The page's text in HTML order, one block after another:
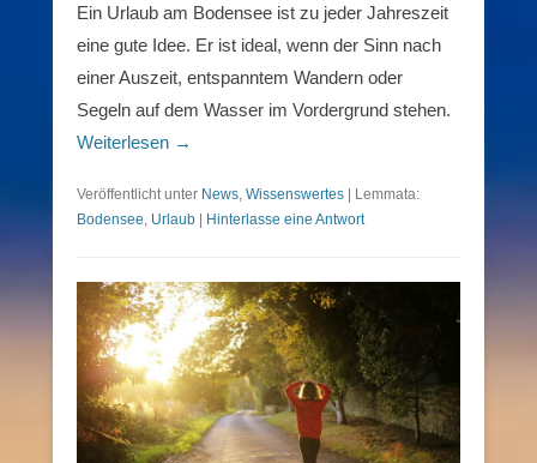
Ein Urlaub am Bodensee ist zu jeder Jahreszeit
eine gute Idee. Er ist ideal, wenn der Sinn nach
einer Auszeit, entspanntem Wandern oder
Segeln auf dem Wasser im Vordergrund stehen.
Weiterlesen →
Veröffentlicht unter News, Wissenswertes | Lemmata:
Bodensee, Urlaub | Hinterlasse eine Antwort